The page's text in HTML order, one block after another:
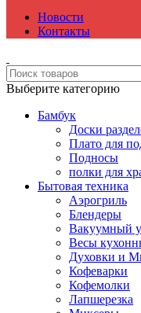
Новости
Контакты
Выберите категорию
Бамбук
Доски
Плато для
Подносы
полки для
Бытовая техника
Аэрогриль
Блендеры
Вакуумный
Весы
Духовки и
Кофеварки
Кофемолки
Лапшерезка